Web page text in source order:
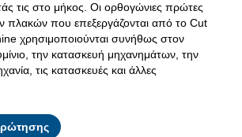
τις στο μήκος. Οι ορθογώνιες πρώτες
πλακών που επεξεργάζονται από το Cut
χρησιμοποιούνται συνήθως στον
την κατασκευή μηχανημάτων, την
τις κατασκευές και άλλες